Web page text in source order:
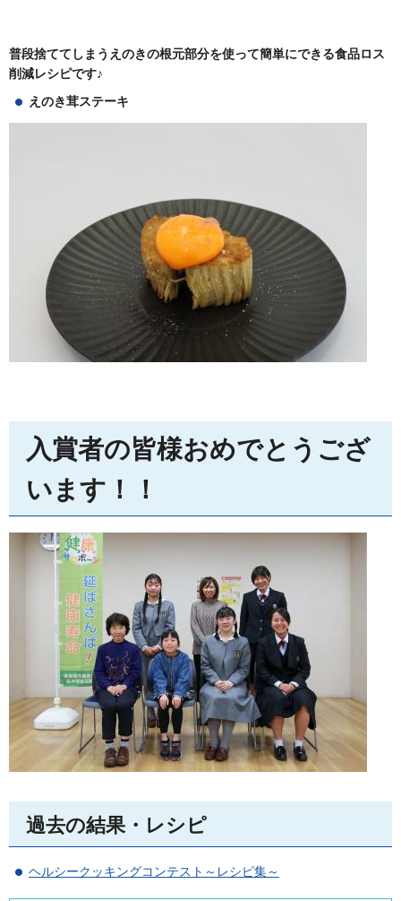
普段捨ててしまうえのきの根元部分を使って簡単にできる食品ロス
削減レシピです♪
えのき茸ステーキ
入賞者の皆様おめでとうござ
います！！
過去の結果・レシピ
ヘルシークッキングコンテスト～レシピ集～